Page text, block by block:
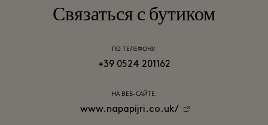
Связаться с бутиком
ПО ТЕЛЕФОНУ:
+39 0524 201162
НА ВЕБ-САЙТЕ:
www.napapijri.co.uk/